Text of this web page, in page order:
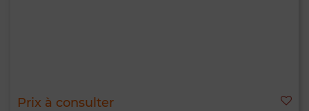
Prix à consulter